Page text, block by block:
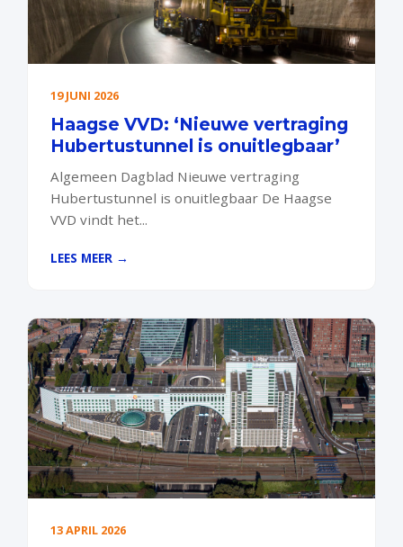
19 JUNI 2026
Haagse VVD: ‘Nieuwe vertraging
Hubertustunnel is onuitlegbaar’
Algemeen Dagblad Nieuwe vertraging
Hubertustunnel is onuitlegbaar De Haagse
VVD vindt het...
LEES MEER →
13 APRIL 2026